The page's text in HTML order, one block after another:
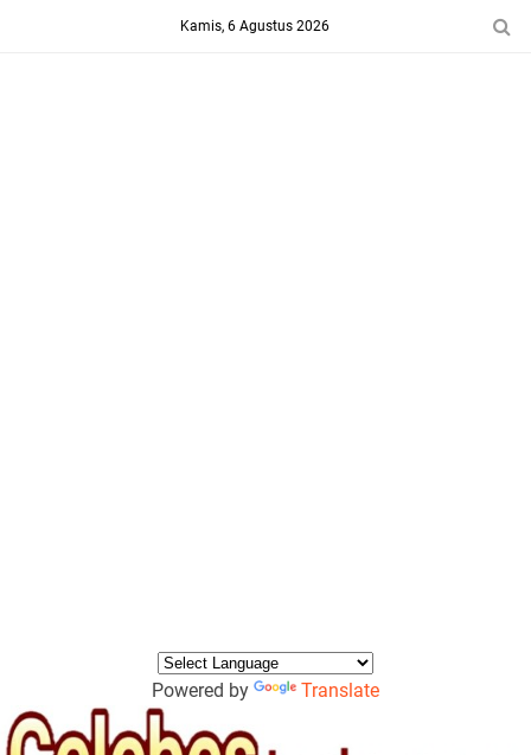
Kamis, 6 Agustus 2026
Powered by Translate